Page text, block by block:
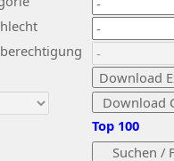
Top 100